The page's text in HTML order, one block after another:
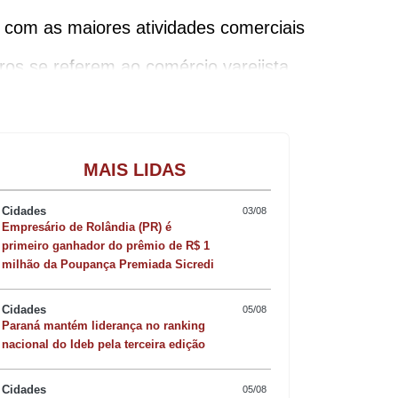
as maiores atividades comerciais
se referem ao comércio varejista
crescimento expressivo no volume
mesma comparação, que foi de
MAIS LIDAS
Cidades 03/08
Empresário de Rolândia (PR) é
primeiro ganhador do prêmio de R$ 1
milhão da Poupança Premiada Sicredi
Cidades 05/08
Paraná mantém liderança no ranking
nacional do Ideb pela terceira edição
Cidades 05/08